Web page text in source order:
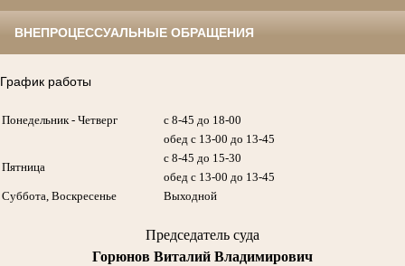
ВНЕПРОЦЕССУАЛЬНЫЕ ОБРАЩЕНИЯ
График работы
Понедельник - Четверг
с 8-45 до 18-00
обед с 13-00 до 13-45
Пятница
с 8-45 до 15-30
обед с 13-00 до 13-45
Суббота, Воскресенье
Выходной
Председатель суда
Горюнов Виталий Владимирович